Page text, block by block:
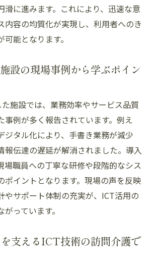
滑に進みます。これにより、迅速な意
内容の均質化が実現し、利用者へのき
能となります。
設の現場事例から学ぶポイン
施設では、業務効率やサービス品質
事例が多く報告されています。例え
ジタル化により、手書き業務が減少
報伝達の遅延が解消されました。導入
場職員への丁寧な研修や段階的なシス
ポイントとなります。現場の声を反映
やサポート体制の充実が、ICT活用の
っています。
支えるICT技術の訪問介護で